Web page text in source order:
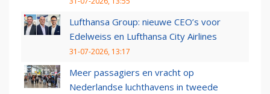
Lufthansa Group: nieuwe CEO’s voor
Edelweiss en Lufthansa City Airlines
31-07-2026, 13:17
Meer passagiers en vracht op
Nederlandse luchthavens in tweede